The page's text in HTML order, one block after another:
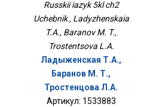
Russkii iazyk 5kl ch2
Uchebnik , Ladyzhenskaia
T.A., Baranov M. T.,
Trostentsova L.A.
Ладыженская Т.А.,
Баранов М. Т.,
Тростенцова Л.А.
Артикул: 1533883